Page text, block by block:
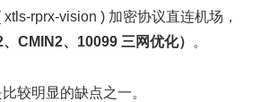
rprx-vision ) 加密协议直连机场，
CMIN2、10099 三网优化）
。
较明显的缺点之一。